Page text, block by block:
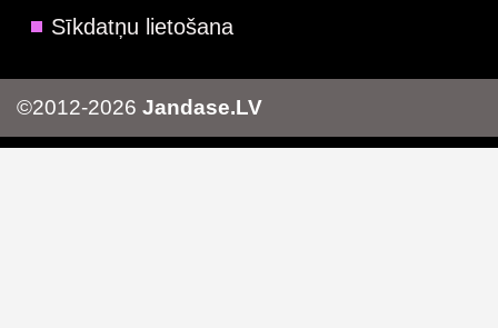
Sīkdatņu lietošana
©2012-2026 Jandase.LV